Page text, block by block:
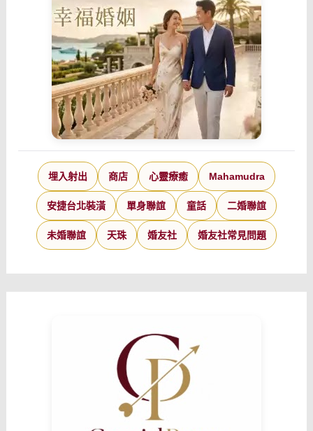
埋入射出 商店 心靈療癒 Mahamudra
安捷台北裝潢 單身聯誼 童話 二婚聯誼
未婚聯誼 天珠 婚友社 婚友社常見問題